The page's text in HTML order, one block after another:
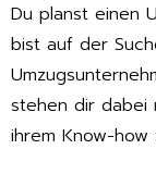
Du planst einen
bist auf der
stehen dir dabei
ihrem Know-how